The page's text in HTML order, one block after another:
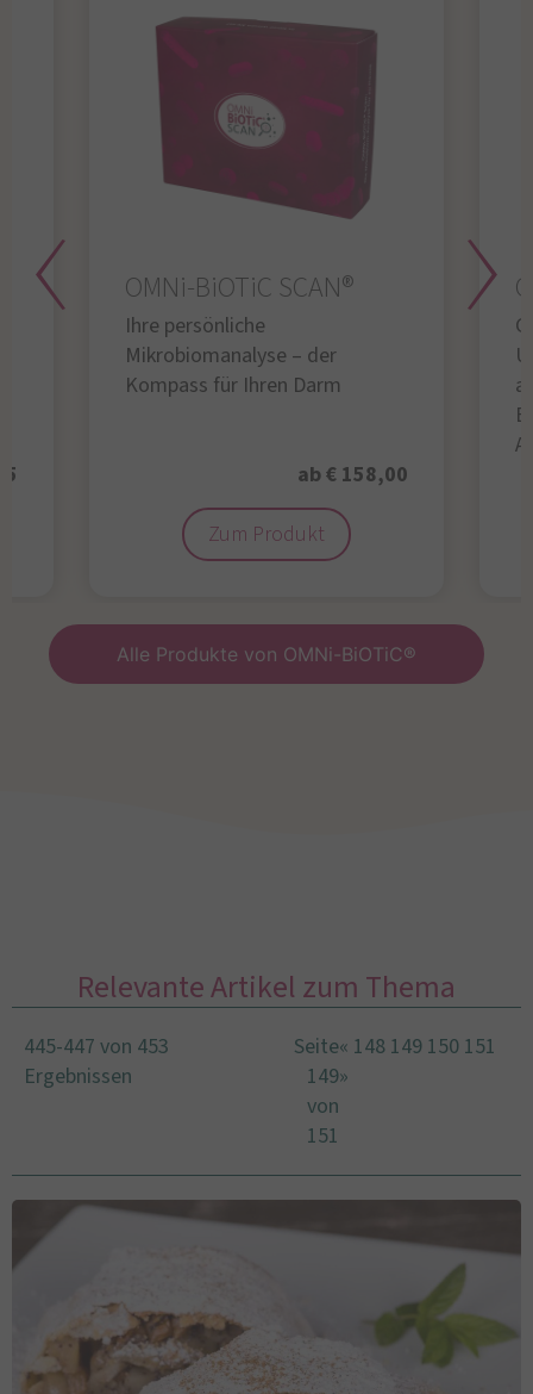
OMNi-BiOTiC SCAN®
Ihre persönliche
Mikrobiomanalyse – der
Kompass für Ihren Darm
ab € 158,00
Zum Produkt
Alle Produkte von OMNi-BiOTiC®
Relevante Artikel zum Thema
445-447 von 453
Ergebnissen
Seite
149
von
151
« 148 149 150 151
»